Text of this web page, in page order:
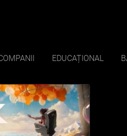
EDUCAȚIONAL